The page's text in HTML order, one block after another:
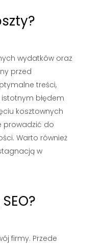
wydatków oraz
przed
treści,
błędem
kosztownych
prowadzić do
Warto również
w
firmy. Przede